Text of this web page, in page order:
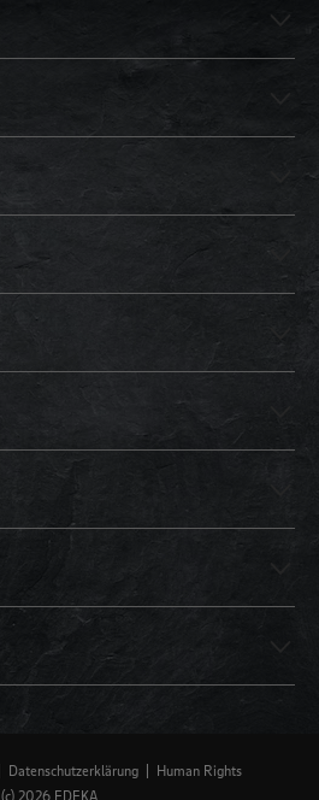
Datenschutzerklärung
Human Rights
(c) 2026 EDEKA